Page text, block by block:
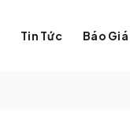
Tin Tức Báo Giá